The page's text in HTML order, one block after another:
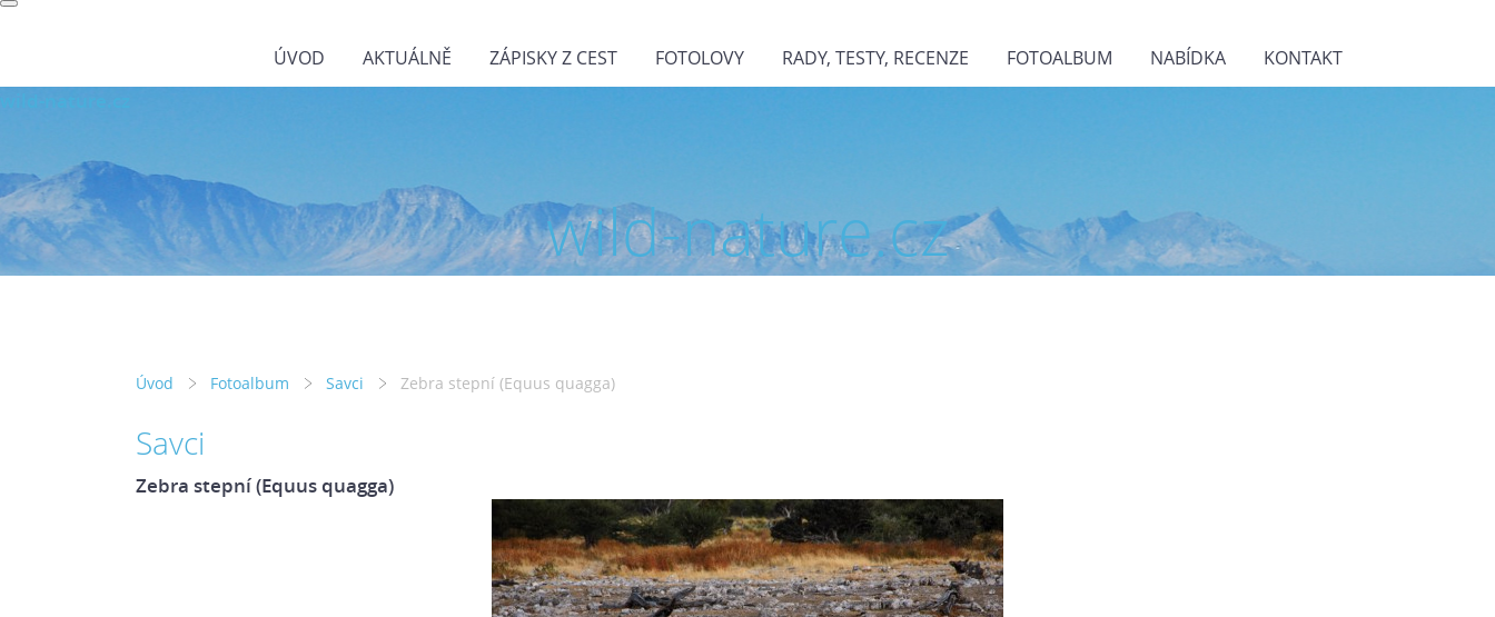
ÚVOD AKTUÁLNĚ ZÁPISKY Z CEST FOTOLOVY RADY, TESTY, RECENZE FOTOALBUM NABÍDKA KONTAKT
wild-nature.cz
Úvod Fotoalbum Savci Zebra stepní (Equus quagga)
Savci
Zebra stepní (Equus quagga)